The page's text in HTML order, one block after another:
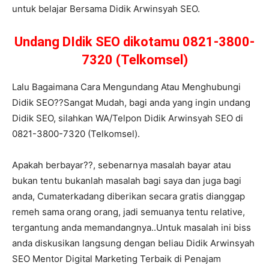
untuk belajar Bersama Didik Arwinsyah SEO.
Undang DIdik SEO dikotamu 0821-3800-
7320 (Telkomsel)
Lalu Bagaimana Cara Mengundang Atau Menghubungi
Didik SEO??Sangat Mudah, bagi anda yang ingin undang
Didik SEO, silahkan WA/Telpon Didik Arwinsyah SEO di
0821-3800-7320 (Telkomsel).
Apakah berbayar??, sebenarnya masalah bayar atau
bukan tentu bukanlah masalah bagi saya dan juga bagi
anda, Cumaterkadang diberikan secara gratis dianggap
remeh sama orang orang, jadi semuanya tentu relative,
tergantung anda memandangnya..Untuk masalah ini biss
anda diskusikan langsung dengan beliau Didik Arwinsyah
SEO Mentor Digital Marketing Terbaik di Penajam